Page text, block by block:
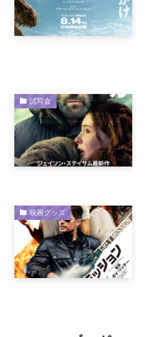
試写会
映画グッズ